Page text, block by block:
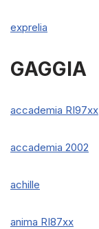
exprelia
GAGGIA
accademia RI97xx
accademia 2002
achille
anima RI87xx